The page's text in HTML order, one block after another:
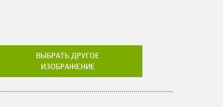
ВЫБРАТЬ ДРУГОЕ
ИЗОБРАЖЕНИЕ